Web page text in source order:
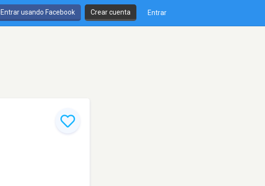
Entrar usando Facebook Crear cuenta Entrar